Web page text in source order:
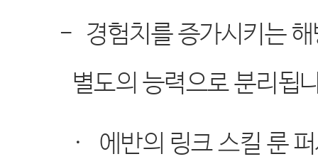
- 경험치를 증가시키는
별도의 능력으로 분리됩
·
에반의 링크 스킬 룬